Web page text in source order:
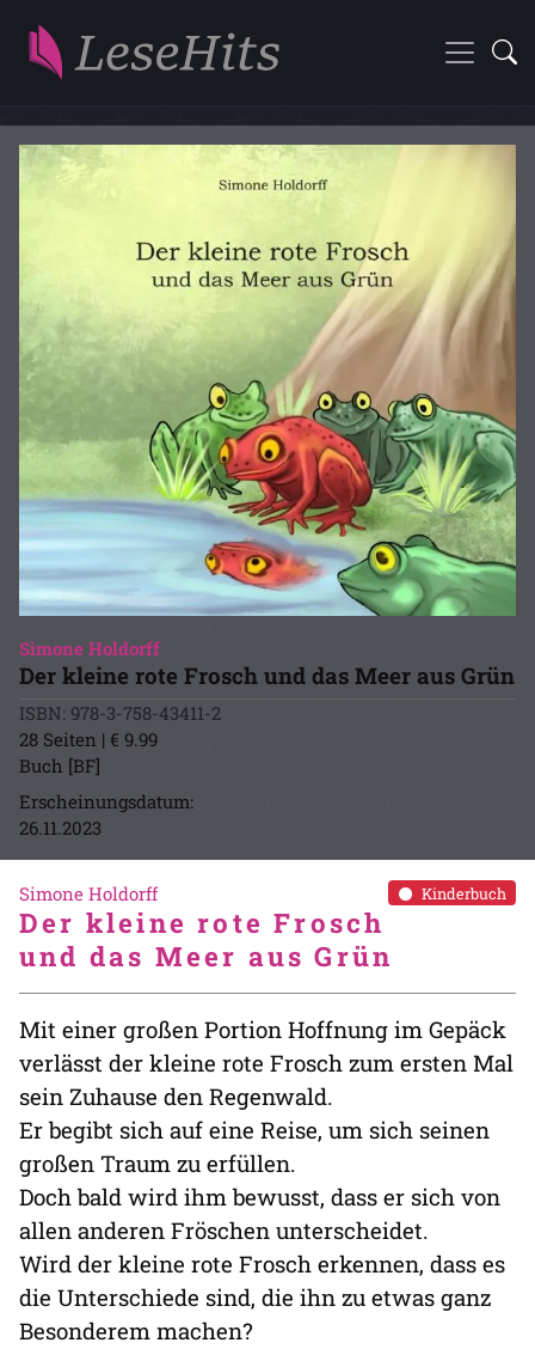
Simone Holdorff
Der kleine rote Frosch und das Meer aus Grün
ISBN: 978-3-758-43411-2
28 Seiten | € 9.99
Buch [BF]
Erscheinungsdatum:
26.11.2023
Kinderbuch
Simone Holdorff
Der kleine rote Frosch
und das Meer aus Grün
Mit einer großen Portion Hoffnung im Gepäck
verlässt der kleine rote Frosch zum ersten Mal
sein Zuhause den Regenwald.
Er begibt sich auf eine Reise, um sich seinen
großen Traum zu erfüllen.
Doch bald wird ihm bewusst, dass er sich von
allen anderen Fröschen unterscheidet.
Wird der kleine rote Frosch erkennen, dass es
die Unterschiede sind, die ihn zu etwas ganz
Besonderem machen?